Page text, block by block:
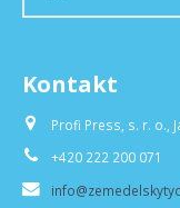
Kontakt
Profi Press, s. r. o.,
+420 222 200 071